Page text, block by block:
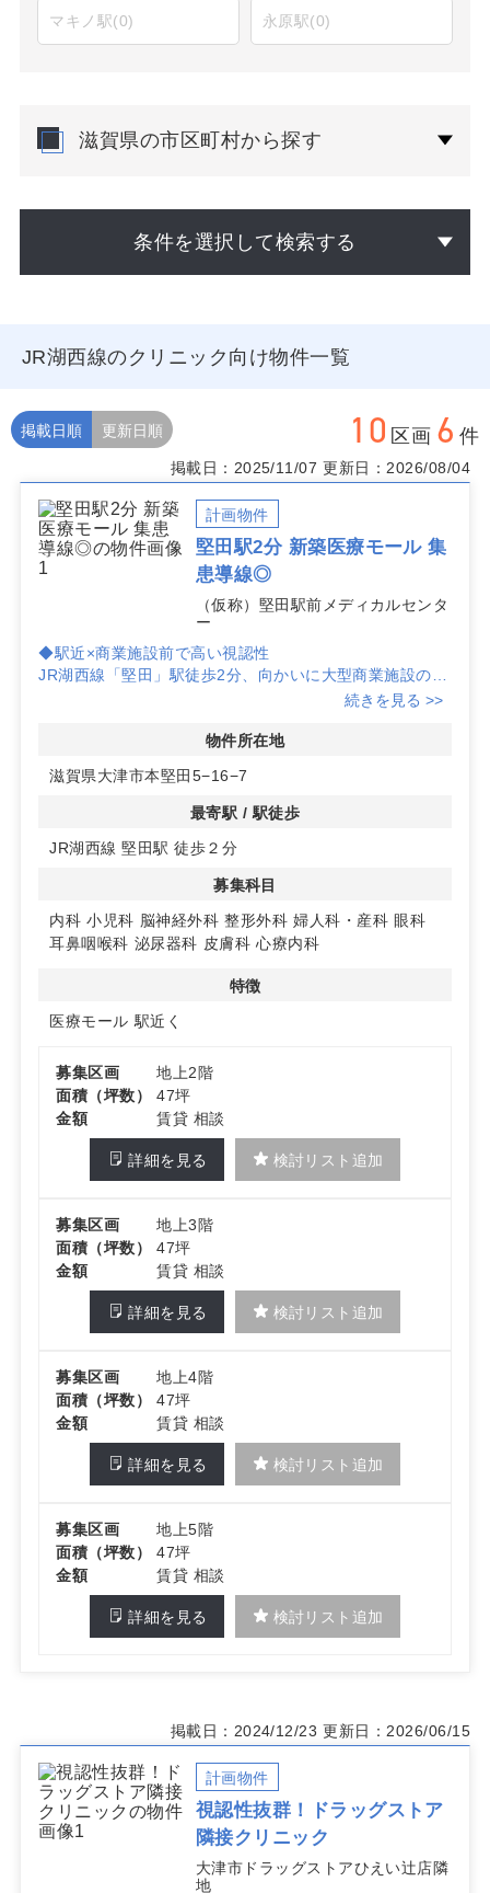
マキノ駅(0) 永原駅(0)
滋賀県の市区町村から探す
条件を選択して検索する
JR湖西線のクリニック向け物件一覧
10 区画 6 件
掲載日順 更新日順
掲載日：2025/11/07 更新日：2026/08/04
計画物件
堅田駅2分 新築医療モール 集
患導線◎
（仮称）堅田駅前メディカルセンタ
ー
◆駅近×商業施設前で高い視認性
JR湖西線「堅田」駅徒歩2分、向かいに大型商業施設の出
入口があり、日常動線上での視認性が確保できます。駅近
大津市は大阪・京都のベッドタウンとして人口が増加して
おり、特に当該エリアは伸びが見込まれます。競合が少な
の開業に適しています。
2027年秋竣工予定の新築計画物件で、エレベーター・駐
車場を備えた医療モール計画です。1階に調剤薬局が開局
予定で、上階区画の選択も可能です。計画中につき外観・
続きを見る >>
物件所在地
滋賀県大津市本堅田5−16−7
最寄駅 / 駅徒歩
JR湖西線 堅田駅 徒歩２分
募集科目
内科 小児科 脳神経外科 整形外科 婦人科・産科 眼科
耳鼻咽喉科 泌尿器科 皮膚科 心療内科
特徴
医療モール 駅近く
募集区画
地上2階
面積（坪数）
47坪
金額
賃貸 相談
詳細を見る 検討リスト追加
募集区画
地上3階
面積（坪数）
47坪
金額
賃貸 相談
詳細を見る 検討リスト追加
募集区画
地上4階
面積（坪数）
47坪
金額
賃貸 相談
詳細を見る 検討リスト追加
募集区画
地上5階
面積（坪数）
47坪
金額
賃貸 相談
詳細を見る 検討リスト追加
掲載日：2024/12/23 更新日：2026/06/15
計画物件
視認性抜群！ドラッグストア
隣接クリニック
大津市ドラッグストアひえい辻店隣
地